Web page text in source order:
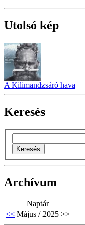
Utolsó kép
A Kilimandzsáró hava
Keresés
Archívum
Naptár
<< Május / 2025 >>